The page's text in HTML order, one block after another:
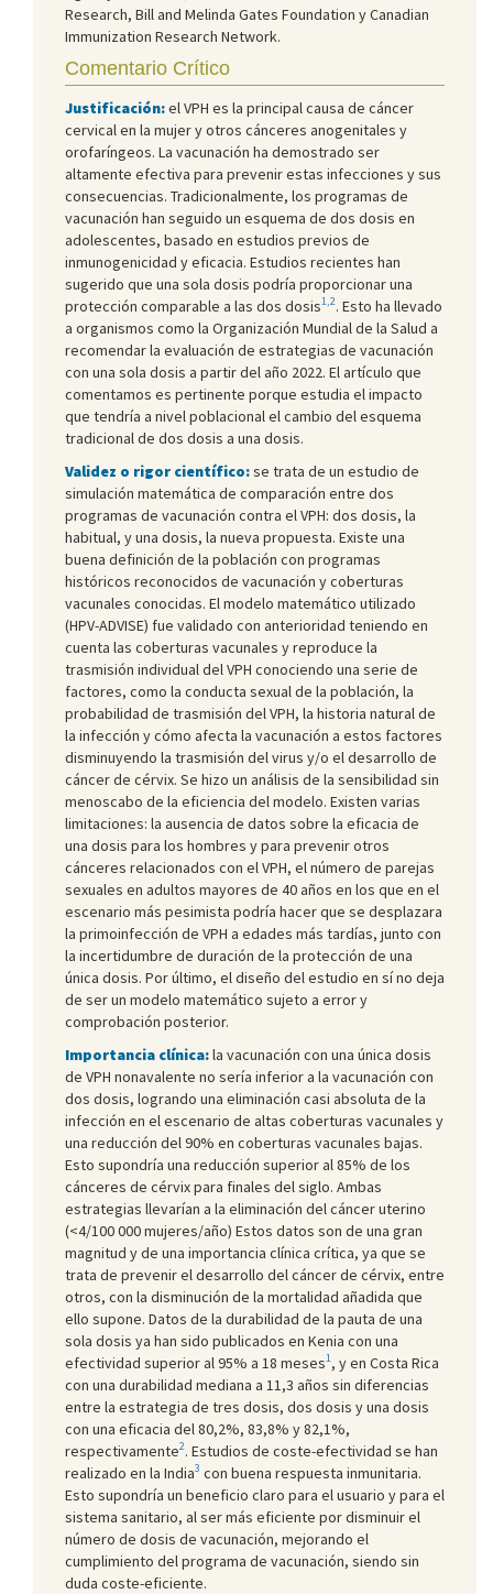
Research, Bill and Melinda Gates Foundation y Canadian
Immunization Research Network.
Comentario Crítico
Justificación:el VPH es la principal causa de cáncer
cervical en la mujer y otros cánceres anogenitales y
orofaríngeos. La vacunación ha demostrado ser
altamente efectiva para prevenir estas infecciones y sus
consecuencias. Tradicionalmente, los programas de
vacunación han seguido un esquema de dos dosis en
adolescentes, basado en estudios previos de
inmunogenicidad y eficacia. Estudios recientes han
sugerido que una sola dosis podría proporcionar una
protección comparable a las dos dosis1,2. Esto ha llevado
a organismos como la Organización Mundial de la Salud a
recomendar la evaluación de estrategias de vacunación
con una sola dosis a partir del año 2022. El artículo que
comentamos es pertinente porque estudia el impacto
que tendría a nivel poblacional el cambio del esquema
tradicional de dos dosis a una dosis.
Validez o rigor científico:se trata de un estudio de
simulación matemática de comparación entre dos
programas de vacunación contra el VPH: dos dosis, la
habitual, y una dosis, la nueva propuesta. Existe una
buena definición de la población con programas
históricos reconocidos de vacunación y coberturas
vacunales conocidas. El modelo matemático utilizado
(HPV-ADVISE) fue validado con anterioridad teniendo en
cuenta las coberturas vacunales y reproduce la
trasmisión individual del VPH conociendo una serie de
factores, como la conducta sexual de la población, la
probabilidad de trasmisión del VPH, la historia natural de
la infección y cómo afecta la vacunación a estos factores
disminuyendo la trasmisión del virus y/o el desarrollo de
cáncer de cérvix. Se hizo un análisis de la sensibilidad sin
menoscabo de la eficiencia del modelo. Existen varias
limitaciones: la ausencia de datos sobre la eficacia de
una dosis para los hombres y para prevenir otros
cánceres relacionados con el VPH, el número de parejas
sexuales en adultos mayores de 40 años en los que en el
escenario más pesimista podría hacer que se desplazara
la primoinfección de VPH a edades más tardías, junto con
la incertidumbre de duración de la protección de una
única dosis. Por último, el diseño del estudio en sí no deja
de ser un modelo matemático sujeto a error y
comprobación posterior.
Importancia clínica:la vacunación con una única dosis
de VPH nonavalente no sería inferior a la vacunación con
dos dosis, logrando una eliminación casi absoluta de la
infección en el escenario de altas coberturas vacunales y
una reducción del 90% en coberturas vacunales bajas.
Esto supondría una reducción superior al 85% de los
cánceres de cérvix para finales del siglo. Ambas
estrategias llevarían a la eliminación del cáncer uterino
(<4/100 000 mujeres/año) Estos datos son de una gran
magnitud y de una importancia clínica crítica, ya que se
trata de prevenir el desarrollo del cáncer de cérvix, entre
otros, con la disminución de la mortalidad añadida que
ello supone. Datos de la durabilidad de la pauta de una
sola dosis ya han sido publicados en Kenia con una
efectividad superior al 95% a 18 meses1, y en Costa Rica
con una durabilidad mediana a 11,3 años sin diferencias
entre la estrategia de tres dosis, dos dosis y una dosis
con una eficacia del 80,2%, 83,8% y 82,1%,
respectivamente2. Estudios de coste-efectividad se han
realizado en la India3 con buena respuesta inmunitaria.
Esto supondría un beneficio claro para el usuario y para el
sistema sanitario, al ser más eficiente por disminuir el
número de dosis de vacunación, mejorando el
cumplimiento del programa de vacunación, siendo sin
duda coste-eficiente.